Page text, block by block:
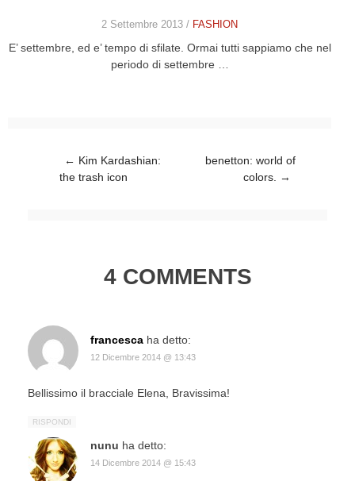
2 Settembre 2013 / FASHION
E’ settembre, ed e’ tempo di sfilate. Ormai tutti sappiamo che nel
periodo di settembre …
Post navigation
← Kim Kardashian:
the trash icon
benetton: world of
colors. →
4 COMMENTS
francesca ha detto:
12 Dicembre 2014 @ 13:43
Bellissimo il bracciale Elena, Bravissima!
RISPONDI
nunu ha detto:
14 Dicembre 2014 @ 15:43